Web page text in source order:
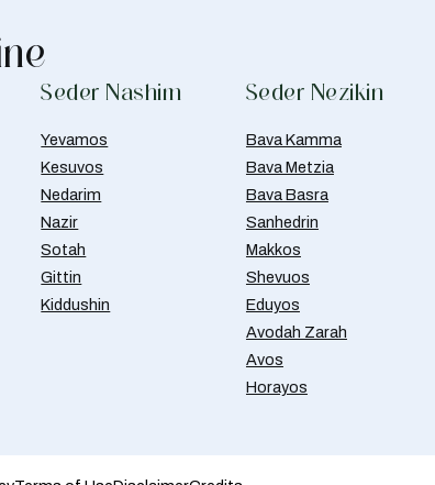
Seder Nashim
Yevamos
Kesuvos
Nedarim
Nazir
Sotah
Gittin
Kiddushin
Seder Nezikin
Bava Kamma
Bava Metzia
Bava Basra
Sanhedrin
Makkos
Shevuos
Eduyos
Avodah Zarah
Avos
Horayos